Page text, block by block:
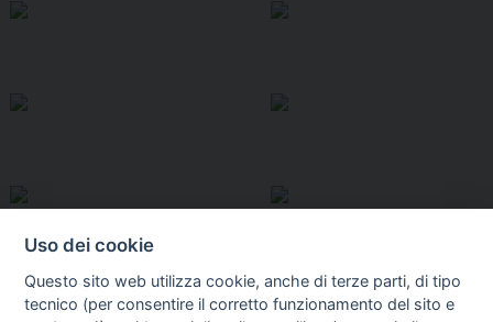
Uso dei cookie
Questo sito web utilizza cookie, anche di terze parti, di tipo
tecnico (per consentire il corretto funzionamento del sito e